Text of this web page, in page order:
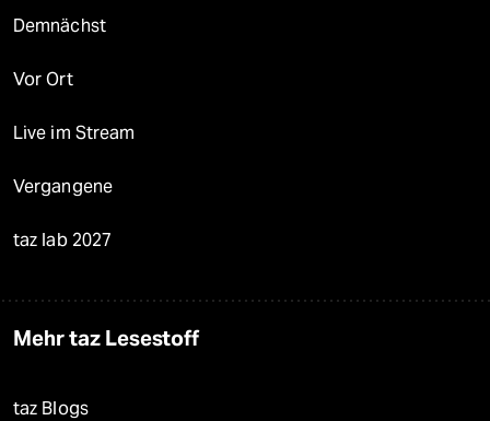
Demnächst
Vor Ort
Live im Stream
Vergangene
taz lab 2027
Mehr taz Lesestoff
taz Blogs